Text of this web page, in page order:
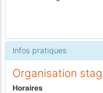
Infos pratiques
Organisation
Horaires